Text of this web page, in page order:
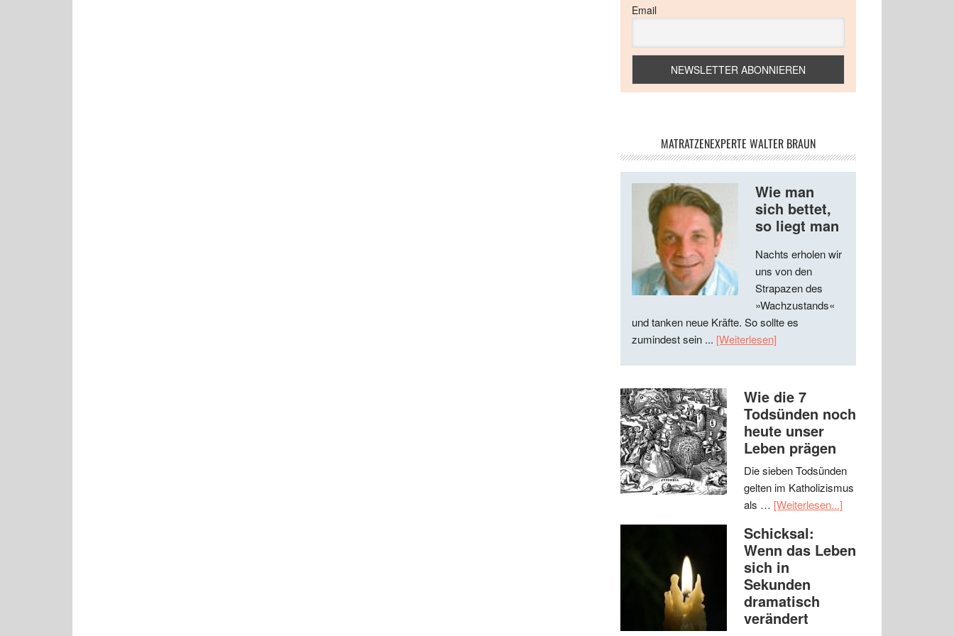
Email
MATRATZENEXPERTE WALTER BRAUN
Wie man
sich bettet,
so liegt man
Nachts erholen wir
uns von den
Strapazen des
»Wachzustands«
und tanken neue Kräfte. So sollte es
zumindest sein ... [Weiterlesen]
Wie die 7
Todsünden noch
heute unser
Leben prägen
Die sieben Todsünden
gelten im Katholizismus
als … [Weiterlesen...]
Schicksal:
Wenn das Leben
sich in
Sekunden
dramatisch
verändert